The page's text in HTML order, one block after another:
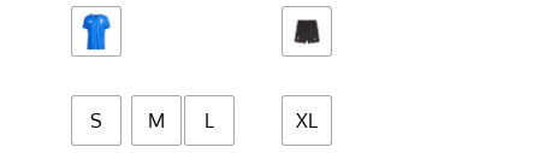
S M L
nella
pagina
prodotto
XL
nella
pagina
prodotto